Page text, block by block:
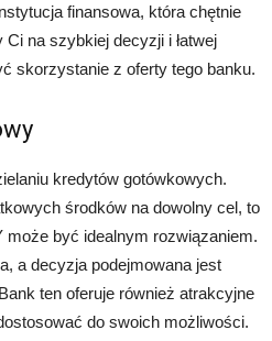
finansowa, która chętnie
na szybkiej decyzji i łatwej
skorzystanie z oferty tego banku.
kredytów gotówkowych.
środków na dowolny cel, to
być idealnym rozwiązaniem.
a decyzja podejmowana jest
ten oferuje również atrakcyjne
do swoich możliwości.